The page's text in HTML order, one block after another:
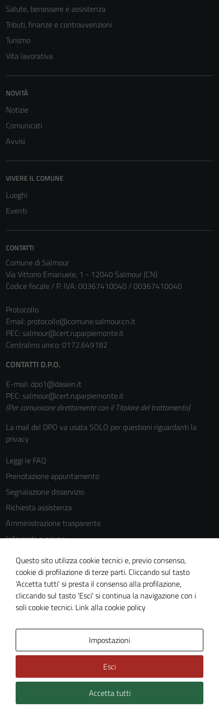
Salute, benessere e assistenza
Tributi, finanze e contravvenzioni
Turismo
Vita lavorativa
NOVITÀ
Notizie
Comunicati
Avvisi
VIVERE IL COMUNE
Luoghi
Eventi
CONTATTI
Comune di Salmour
Via Vittorio Emanuele, 1 - 12040 Salmour (CN)
Codice fiscale / P. IVA: 00367410040 / 00367410040
Protocollo
Email: protocollo@comune.salmour.cn.it
PEC: salmour@cert.ruparpiemonte.it
Centralino unico: 0172.649182
CONTATTI D.P.O.
E-mail: dpo1@dasein.it
PEC: salmour@cert.ruparpiemonte.it
(Per comunicare direttamente con il Titolare del trattamento)
La mail del DPO va usata SOLO per questioni riguardanti la
privacy
Leggi le FAQ
Prenotazione appuntamento
Segnalazione disservizio
Richiesta assistenza
Amministrazione trasparente
Informativa privacy
Cookie Policy
Note legali
Dichiarazione di accessibilità
Piano di miglioramento del sito
Technical Design s.r.l.
Questo sito utilizza cookie tecnici e, previo consenso,
cookie di profilazione di terze parti. Cliccando sul tasto
'Accetta tutti' si presta il consenso alla profilazione,
cliccando sul tasto 'Esci' si continua la navigazione con i
soli cookie tecnici. Link alla cookie policy
Impostazioni
Esci
Accetta tutti
per il
del sito e non
possono
essere
disabilitati.
Questi cookie
informazioni